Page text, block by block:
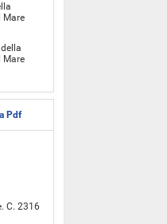
Mare
Mare
Pdf
C. 2316